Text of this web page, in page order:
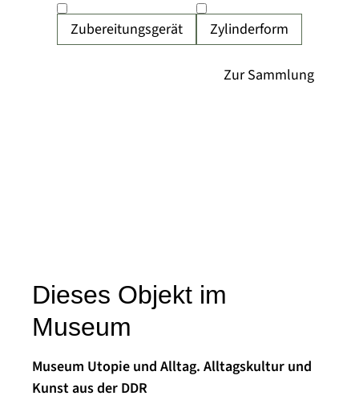
Zubereitungsgerät Zylinderform
Dieses Objekt im
Museum
Museum Utopie und Alltag. Alltagskultur und
Kunst aus der DDR